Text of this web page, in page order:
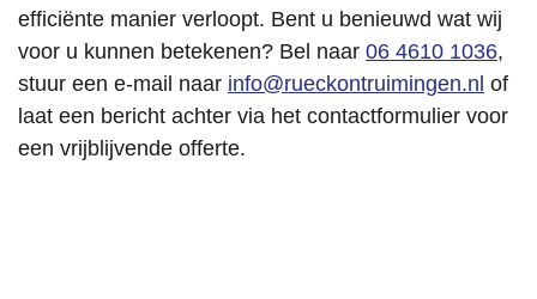
efficiënte manier verloopt. Bent u benieuwd wat wij
voor u kunnen betekenen? Bel naar 06 4610 1036,
stuur een e-mail naar info@rueckontruimingen.nl of
laat een bericht achter via het contactformulier voor
een vrijblijvende offerte.